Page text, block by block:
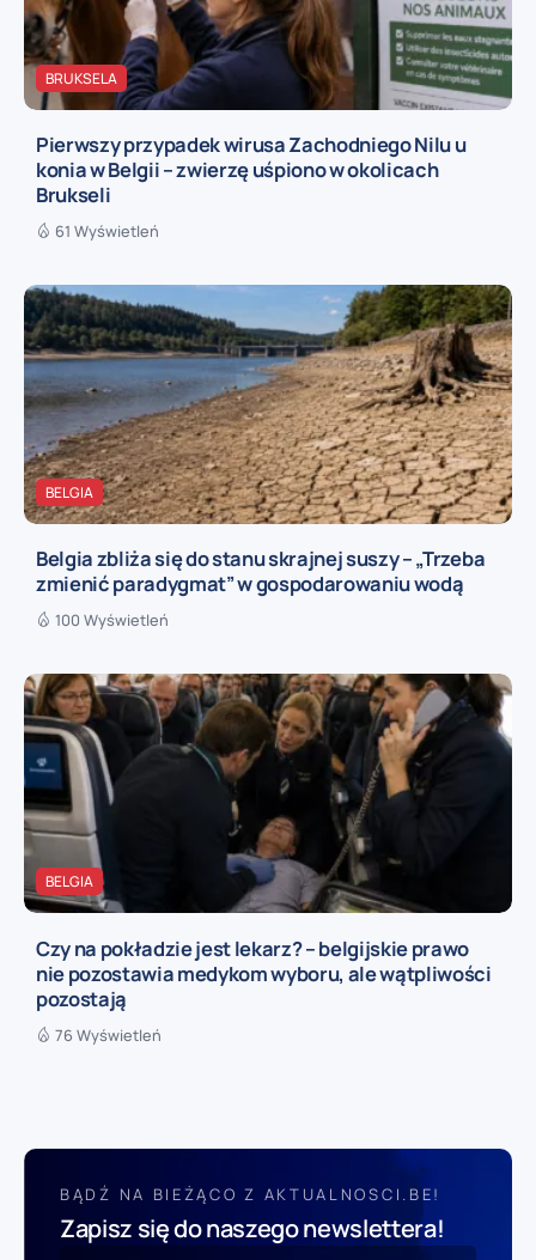
BRUKSELA
Pierwszy przypadek wirusa Zachodniego Nilu u
konia w Belgii – zwierzę uśpiono w okolicach
Brukseli
61 Wyświetleń
BELGIA
Belgia zbliża się do stanu skrajnej suszy – „Trzeba
zmienić paradygmat” w gospodarowaniu wodą
100 Wyświetleń
BELGIA
Czy na pokładzie jest lekarz? – belgijskie prawo
nie pozostawia medykom wyboru, ale wątpliwości
pozostają
76 Wyświetleń
BĄDŹ NA BIEŻĄCO Z AKTUALNOSCI.BE!
Zapisz się do naszego newslettera!